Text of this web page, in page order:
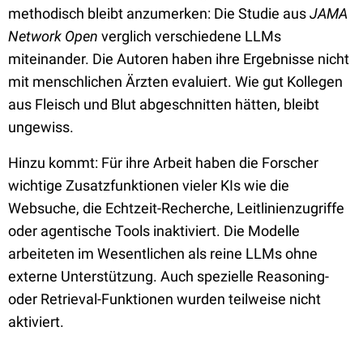
methodisch bleibt anzumerken: Die Studie ausJAMA
Network Open verglich verschiedene LLMs
miteinander. Die Autoren haben ihre Ergebnisse nicht
mit menschlichen Ärzten evaluiert. Wie gut Kollegen
aus Fleisch und Blut abgeschnitten hätten, bleibt
ungewiss.
Hinzu kommt: Für ihre Arbeit haben die Forscher
wichtige Zusatzfunktionen vieler KIs wie die
Websuche, die Echtzeit-Recherche, Leitlinienzugriffe
oder agentische Tools inaktiviert. Die Modelle
arbeiteten im Wesentlichen als reine LLMs ohne
externe Unterstützung. Auch spezielle Reasoning-
oder Retrieval-Funktionen wurden teilweise nicht
aktiviert.